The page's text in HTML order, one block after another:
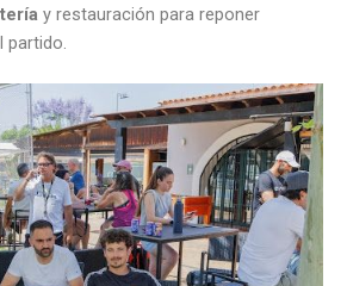
y restauración para reponer
partido.